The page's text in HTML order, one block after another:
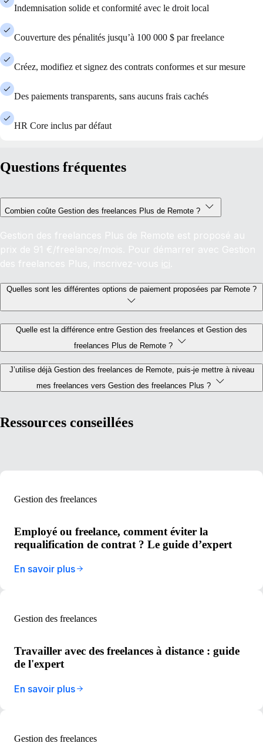
Indemnisation solide et conformité avec le droit local
Couverture des pénalités jusqu’à 100 000 $ par freelance
Créez, modifiez et signez des contrats conformes et sur mesure
Des paiements transparents, sans aucuns frais cachés
HR Core inclus par défaut
Questions fréquentes
Combien coûte Gestion des freelances Plus de Remote ?
Gestion des freelances Plus de Remote est proposé au
prix de 91 €/freelance/mois. Pour démarrer avec Gestion
des freelances Plus, inscrivez-vous ici
Quelles sont les différentes options de paiement proposées par Remote ?
Quelle est la différence entre Gestion des freelances et Gestion des
freelances Plus de Remote ?
J’utilise déjà Gestion des freelances de Remote, puis-je mettre à niveau
mes freelances vers Gestion des freelances Plus ?
Ressources conseillées
Gestion des freelances
Employé ou freelance, comment éviter la
requalification de contrat ? Le guide d’expert
En savoir plus
Gestion des freelances
Travailler avec des freelances à distance : guide
de l'expert
En savoir plus
Gestion des freelances